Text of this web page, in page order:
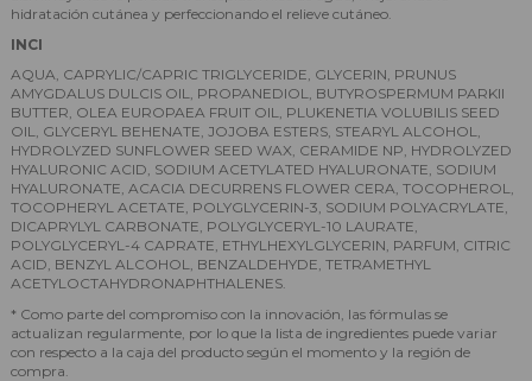
hidratación cutánea y perfeccionando el relieve cutáneo.
INCI
AQUA, CAPRYLIC/CAPRIC TRIGLYCERIDE, GLYCERIN, PRUNUS
AMYGDALUS DULCIS OIL, PROPANEDIOL, BUTYROSPERMUM PARKII
BUTTER, OLEA EUROPAEA FRUIT OIL, PLUKENETIA VOLUBILIS SEED
OIL, GLYCERYL BEHENATE, JOJOBA ESTERS, STEARYL ALCOHOL,
HYDROLYZED SUNFLOWER SEED WAX, CERAMIDE NP, HYDROLYZED
HYALURONIC ACID, SODIUM ACETYLATED HYALURONATE, SODIUM
HYALURONATE, ACACIA DECURRENS FLOWER CERA, TOCOPHEROL,
TOCOPHERYL ACETATE, POLYGLYCERIN-3, SODIUM POLYACRYLATE,
DICAPRYLYL CARBONATE, POLYGLYCERYL-10 LAURATE,
POLYGLYCERYL-4 CAPRATE, ETHYLHEXYLGLYCERIN, PARFUM, CITRIC
ACID, BENZYL ALCOHOL, BENZALDEHYDE, TETRAMETHYL
ACETYLOCTAHYDRONAPHTHALENES.
* Como parte del compromiso con la innovación, las fórmulas se
actualizan regularmente, por lo que la lista de ingredientes puede variar
con respecto a la caja del producto según el momento y la región de
compra.